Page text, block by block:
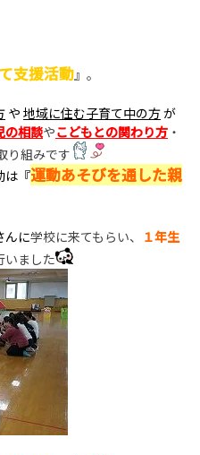
支援活動』。
や 地域に住む子育て中の方が
の相談やこどもとの関わり方 ・
り組みです
は『運動あそびを通した親
んに学校に来てもらい、 １年生
いました